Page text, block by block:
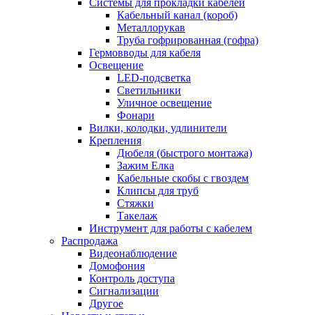
Системы для прокладки кабелей
Кабельный канал (короб)
Металлорукав
Труба гофрированная (гофра)
Гермовводы для кабеля
Освещение
LED-подсветка
Светильники
Уличное освещение
Фонари
Вилки, колодки, удлинители
Крепления
Дюбеля (быстрого монтажа)
Зажим Елка
Кабельные скобы с гвоздем
Клипсы для труб
Стяжки
Такелаж
Инструмент для работы с кабелем
Распродажа
Видеонаблюдение
Домофония
Контроль доступа
Сигнализации
Другое